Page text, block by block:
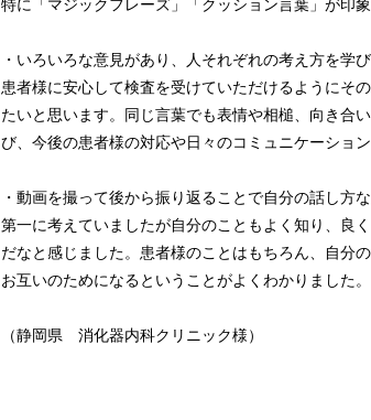
・いろいろな意見があり、人それぞれの考え方を学び
患者様に安心して検査を受けていただけるようにそ
たいと思います。同じ言葉でも表情や相槌、向き合
び、今後の患者様の対応や日々のコミュニケーショ
・動画を撮って後から振り返ることで自分の話し方
第一に考えていましたが自分のこともよく知り、良
だなと感じました。患者様のことはもちろん、自分
お互いのためになるということがよくわかりました。
（静岡県 消化器内科クリニック様）